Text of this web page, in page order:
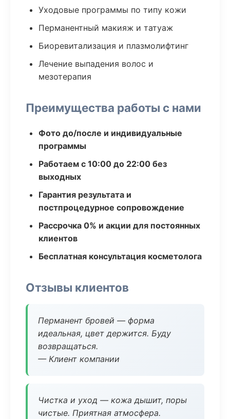
Уходовые программы по типу кожи
Перманентный макияж и татуаж
Биоревитализация и плазмолифтинг
Лечение выпадения волос и
мезотерапия
Преимущества работы с нами
Фото до/после и индивидуальные
программы
Работаем с 10:00 до 22:00 без
выходных
Гарантия результата и
постпроцедурное сопровождение
Рассрочка 0% и акции для постоянных
клиентов
Бесплатная консультация косметолога
Отзывы клиентов
Перманент бровей — форма
идеальная, цвет держится. Буду
возвращаться.
— Клиент компании
Чистка и уход — кожа дышит, поры
чистые. Приятная атмосфера.